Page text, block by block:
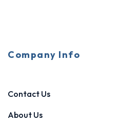
Company Info
Contact Us
About Us